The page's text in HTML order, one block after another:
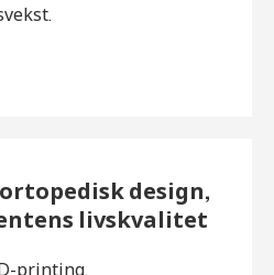
design,
livskvalitet
printing,